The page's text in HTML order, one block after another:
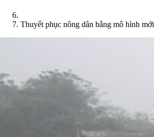
Thuyết phục nông dân bằng mô hình mới